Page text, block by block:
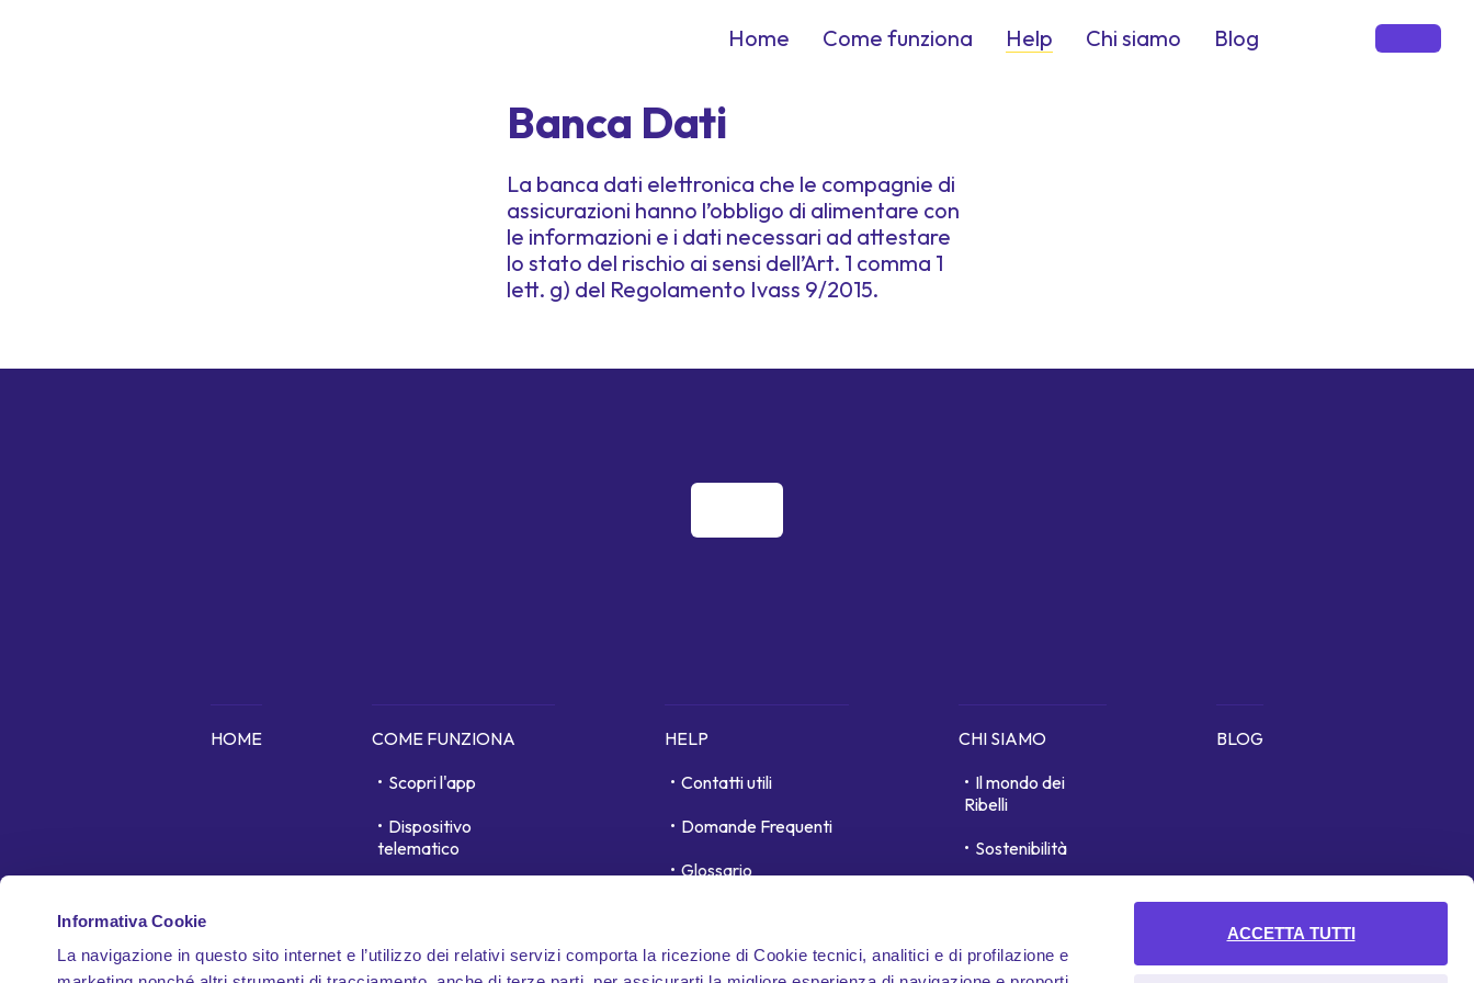
Informativa Cookie
La navigazione in questo sito internet e l’utilizzo dei relativi servizi comporta la ricezione di Cookie tecnici, analitici e di profilazione e
ACCETTA TUTTI
Home Come funziona Help Chi siamo Blog
Banca Dati
La banca dati elettronica che le compagnie di
assicurazioni hanno l’obbligo di alimentare con
le informazioni e i dati necessari ad attestare
lo stato del rischio ai sensi dell’Art. 1 comma 1
lett. g) del Regolamento Ivass 9/2015.
HOME
COME FUNZIONA
Scopri l'app
Dispositivo
telematico
HELP
Contatti utili
Domande Frequenti
Glossario
Whistleblowing
CHI SIAMO
Il mondo dei
Ribelli
Sostenibilità
BLOG